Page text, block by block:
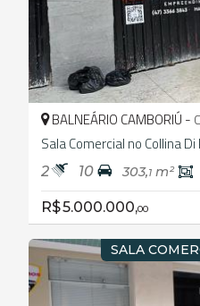
BALNEÁRIO CAMBORIÚ -
Sala Comercial no Collina
2 10 303,1m²
R$ 5.000.000,00
SALA